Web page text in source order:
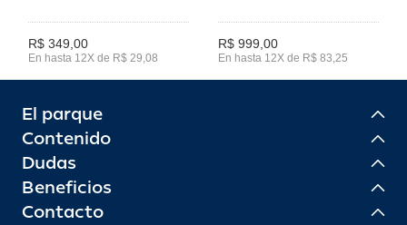
R$ 349,00
En hasta 12X de R$ 29,08
R$ 999,00
En hasta 12X de R$ 83,25
El parque
Contenido
Dudas
Beneficios
Contacto